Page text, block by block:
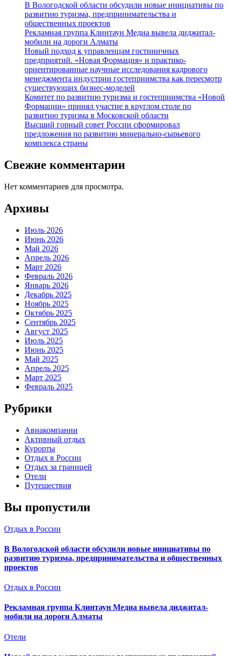
В Вологодской области обсудили новые инициативы по
развитию туризма, предпринимательства и
общественных проектов
Рекламная группа Клинтаун Медиа вывела диджитал-
мобили на дороги Алматы
Новый подход к управленцам гостиничных
предприятий. «Новая Формация» и практико-
ориентированные научные исследования кадрового
менеджмента индустрии гостеприимства как пересмотр
существующих бизнес-моделей
Комитет по развитию туризма и гостеприимства «Новой
Формации» принял участие в круглом столе по
развитию туризма в Московской области
Высший горный совет России сформировал
предложения по развитию минерально-сырьевого
комплекса страны
Свежие комментарии
Нет комментариев для просмотра.
Архивы
Июль 2026
Июнь 2026
Май 2026
Апрель 2026
Март 2026
Февраль 2026
Январь 2026
Декабрь 2025
Ноябрь 2025
Октябрь 2025
Сентябрь 2025
Август 2025
Июль 2025
Июнь 2025
Май 2025
Апрель 2025
Март 2025
Февраль 2025
Рубрики
Авиакомпании
Активный отдых
Курорты
Отдых в России
Отдых за границей
Отели
Путешествия
Вы пропустили
Отдых в России
В Вологодской области обсудили новые инициативы по
развитию туризма, предпринимательства и общественных
проектов
Отдых в России
Рекламная группа Клинтаун Медиа вывела диджитал-
мобили на дороги Алматы
Отели